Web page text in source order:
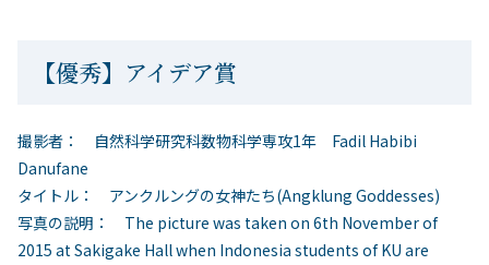
【優秀】アイデア賞
撮影者： 自然科学研究科数物科学専攻1年 Fadil Habibi
Danufane
タイトル： アンクルングの女神たち(Angklung Goddesses)
写真の説明： The picture was taken on 6th November of
2015 at Sakigake Hall when Indonesia students of KU are